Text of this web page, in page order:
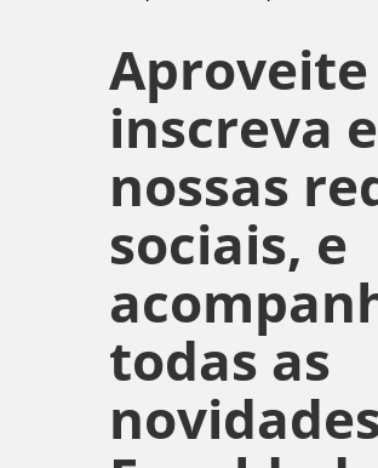
Aproveite
inscreva
nossas
sociais, e
todas as